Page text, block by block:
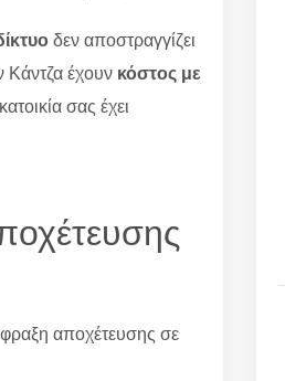
δεν αποστραγγίζει
Κάντζα έχουν κόστος με
σας έχει
αποχέτευσης σε